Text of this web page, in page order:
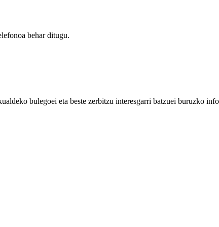
behar ditugu.
bulegoei eta beste zerbitzu interesgarri batzuei buruzko